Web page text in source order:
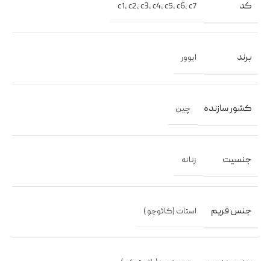
کد c1,c2,c3,c4,c5,c6,c7
برند ایوور
کشور سازنده چین
جنسیت زنانه
جنس فریم استات (کائوچو )